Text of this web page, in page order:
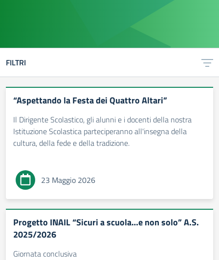
FILTRI
“Aspettando la Festa dei Quattro Altari”
Il Dirigente Scolastico, gli alunni e i docenti della nostra
Istituzione Scolastica parteciperanno all'insegna della
cultura, della fede e della tradizione.
23 Maggio 2026
Progetto INAIL “Sicuri a scuola…e non solo” A.S.
2025/2026
Giornata conclusiva